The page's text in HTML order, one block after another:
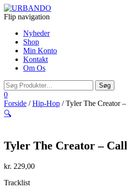
Flip navigation
Nyheder
Shop
Min Konto
Kontakt
Om Os
0
Forside /Hip-Hop / Tyler The Creator
🔍
Tyler The Creator –
kr. 229,00
Tracklist